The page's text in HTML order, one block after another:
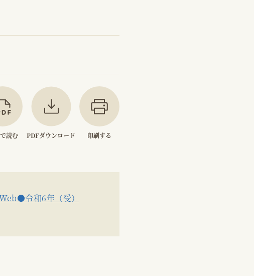
読む PDFダウンロード 印刷する
令和6年（受）